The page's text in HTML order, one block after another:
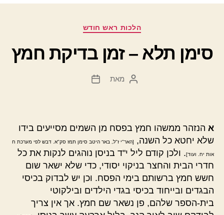
קטגוריות
הלכות ראש חודש
סימן תלא – זמן בדיקת חמץ
המחבר
מאת
תאריך
א הנזהר ממשהו חמץ בפסח מן השמים מסייעים בידו
שלא יחטא כל השנה,
[האר"י ז"ל, באר היטב סימן תמז סק"א. דבש לפי מערכת ח
אות יח. ועוד]. ולכן קודם ליל י"ד בניסן נוהגים לנקות את כל
חדרי הבית והחצר בניקוי יסודי, כדי שלא ישאר שום
חשש חמץ ברשותם בימי הפסח. וכן יש לבדוק בכיסי
הבגדים ובייחוד בכיסי בגדי הילדים ובילקוטי
בית-הספר שלהם, פן נשאר שם חמץ. אך אין צריך